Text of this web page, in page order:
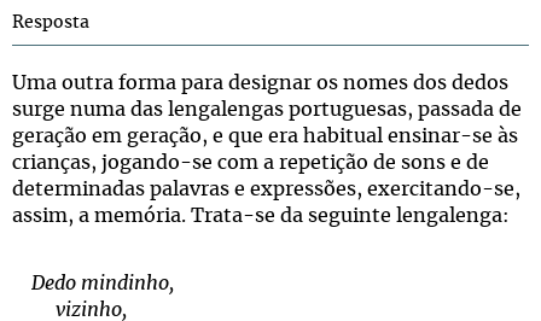
Resposta
Uma outra forma para designar os nomes dos dedos
surge numa das lengalengas portuguesas, passada de
geração em geração, e que era habitual ensinar-se às
crianças, jogando-se com a repetição de sons e de
determinadas palavras e expressões, exercitando-se,
assim, a memória. Trata-se da seguinte lengalenga:
Dedo mindinho,
vizinho,